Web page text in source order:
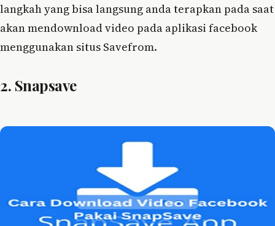
langkah yang bisa langsung anda terapkan pada saat
akan mendownload video pada aplikasi facebook
menggunakan situs Savefrom.
2. Snapsave